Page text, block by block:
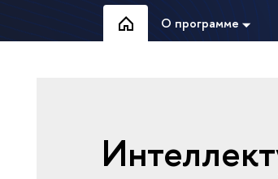
О программе